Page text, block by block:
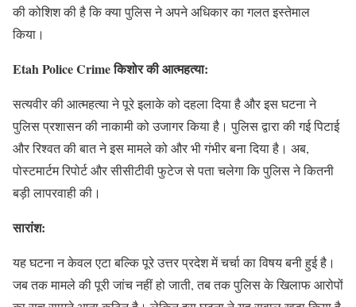
की कोशिश की है कि क्या पुलिस ने अपने अधिकार का गलत इस्तेमाल
किया।
Etah Police Crime किशोर की आत्महत्या:
सत्यवीर की आत्महत्या ने पूरे इलाके को दहला दिया है और इस घटना ने
पुलिस प्रशासन की नाकामी को उजागर किया है। पुलिस द्वारा की गई पिटाई
और रिश्वत की बात ने इस मामले को और भी गंभीर बना दिया है। अब,
पोस्टमार्टम रिपोर्ट और सीसीटीवी फुटेज से पता चलेगा कि पुलिस ने कितनी
बड़ी लापरवाही की।
सारांश:
यह घटना न केवल एटा बल्कि पूरे उत्तर प्रदेश में चर्चा का विषय बनी हुई है।
जब तक मामले की पूरी जांच नहीं हो जाती, तब तक पुलिस के खिलाफ आरोपों